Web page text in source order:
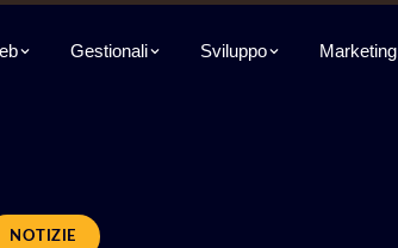
Gestionali Sviluppo Marketing
NOTIZIE